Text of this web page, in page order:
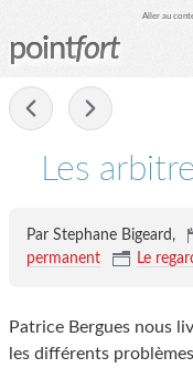
Aller au
pointfort
Les
Par Stephane Bigeard,
permanent
Le
Patrice Bergues nous
les différents